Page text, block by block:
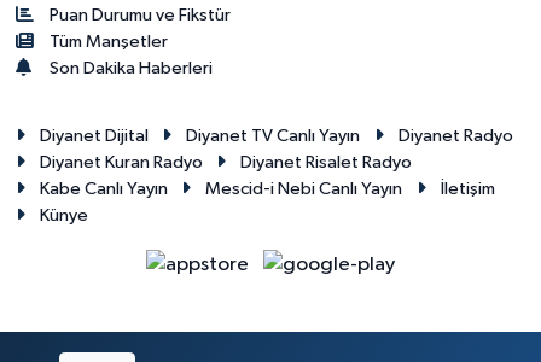
Puan Durumu ve Fikstür
Tüm Manşetler
Son Dakika Haberleri
Diyanet Dijital Diyanet TV Canlı Yayın
Diyanet Radyo
Diyanet Kuran Radyo
Diyanet Risalet Radyo
Kabe Canlı Yayın
Mescid-i Nebi Canlı Yayın
İletişim
Künye